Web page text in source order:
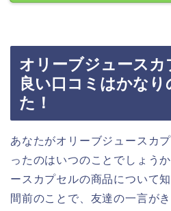
オリーブジュースカ
良い口コミはかな
た！
あなたがオリーブジュースカ
ったのはいつのことでしょう
ースカプセルの商品について
間前のことで、友達の一言が